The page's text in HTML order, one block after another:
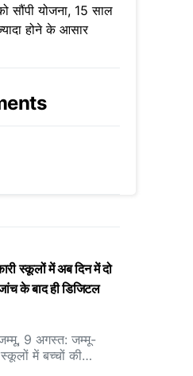
सौंपी योजना, 15 साल
होने के आसार
स्कूलों में अब दिन में दो
के बाद ही डिजिटल
9 अगस्त: जम्मू-
में बच्चों की…